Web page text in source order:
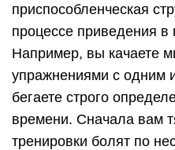
приспособленческая
процессе приведения в
Например, вы качаете
упражнениями с одним
бегаете строго
времени. Сначала вам
тренировки болят по